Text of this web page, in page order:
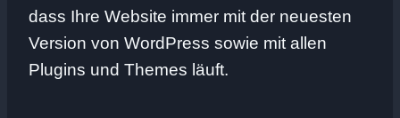
dass Ihre Website immer mit der neuesten
Version von WordPress sowie mit allen
Plugins und Themes läuft.